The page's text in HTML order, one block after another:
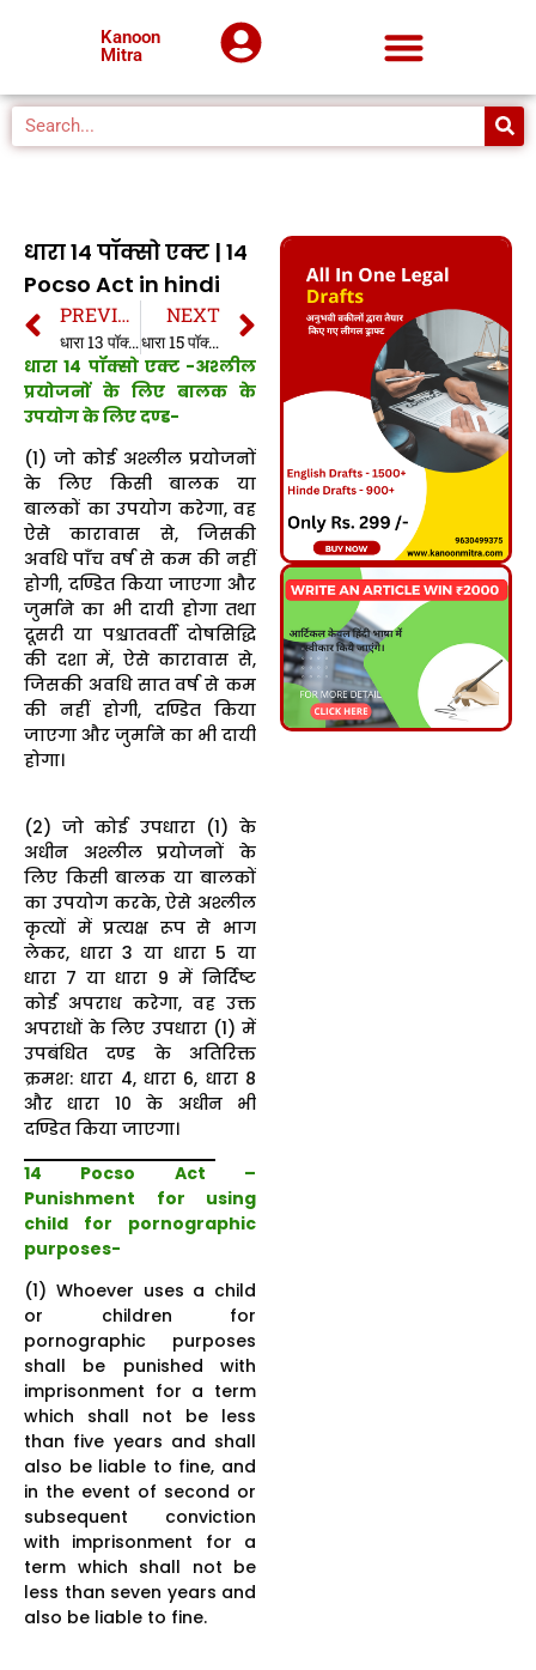
Kanoon
Mitra
धारा 14 पॉक्सो एक्ट | 14
Pocso Act in hindi
PREVIOUS
धारा 13 पॉक्सो एक्ट | 13 Pocso Act in hindi
NEXT
धारा 15 पॉक्सो एक्ट | 15 Pocso Act in hindi
धारा 14 पॉक्सो एक्ट -अश्लील
प्रयोजनों के लिए बालक के
उपयोग के लिए दण्ड-
(1) जो कोई अश्लील प्रयोजनों
के लिए किसी बालक या
बालकों का उपयोग करेगा, वह
ऐसे कारावास से, जिसकी
अवधि पाँच वर्ष से कम की नहीं
होगी, दण्डित किया जाएगा और
जुर्माने का भी दायी होगा तथा
दूसरी या पश्चातवर्ती दोषसिद्धि
की दशा में, ऐसे कारावास से,
जिसकी अवधि सात वर्ष से कम
की नहीं होगी, दण्डित किया
जाएगा और जुर्माने का भी दायी
होगा।
(2) जो कोई उपधारा (1) के
अधीन अश्लील प्रयोजनों के
लिए किसी बालक या बालकों
का उपयोग करके, ऐसे अश्लील
कृत्यों में प्रत्यक्ष रूप से भाग
लेकर, धारा 3 या धारा 5 या
धारा 7 या धारा 9 में निर्दिष्ट
कोई अपराध करेगा, वह उक्त
अपराधों के लिए उपधारा (1) में
उपबंधित दण्ड के अतिरिक्त
क्रमश: धारा 4, धारा 6, धारा 8
और धारा 10 के अधीन भी
दण्डित किया जाएगा।
14 Pocso Act –
Punishment for using
child for pornographic
purposes-
(1) Whoever uses a child
or children for
pornographic purposes
shall be punished with
imprisonment for a term
which shall not be less
than five years and shall
also be liable to fine, and
in the event of second or
subsequent conviction
with imprisonment for a
term which shall not be
less than seven years and
also be liable to fine.